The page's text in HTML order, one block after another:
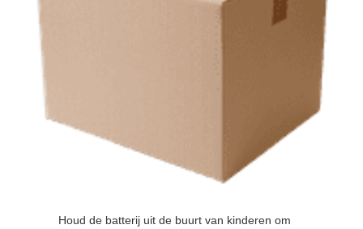
Houd de batterij uit de buurt van kinderen om